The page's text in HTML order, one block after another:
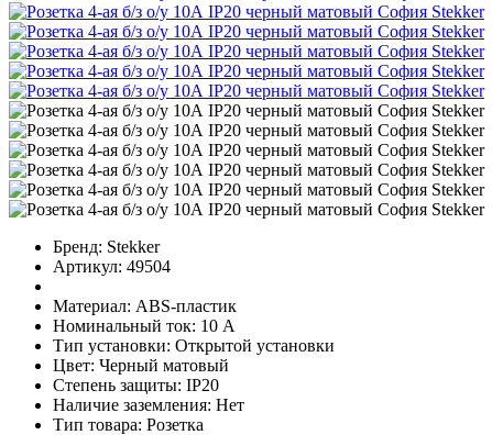
Бренд: Stekker
Артикул: 49504
Материал: ABS-пластик
Номинальный ток: 10 А
Тип установки: Открытой установки
Цвет: Черный матовый
Степень защиты: IP20
Наличие заземления: Нет
Тип товара: Розетка